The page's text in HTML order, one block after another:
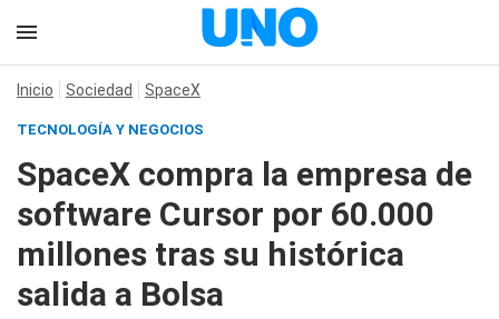
Inicio Sociedad SpaceX
TECNOLOGÍA Y NEGOCIOS
SpaceX compra la empresa de
software Cursor por 60.000
millones tras su histórica
salida a Bolsa